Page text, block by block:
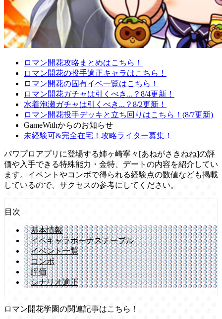
ロマン開花攻略まとめはこちら！
ロマン開花の投手適正キャラはこちら！
ロマン開花の固有イベ一覧はこちら！
ロマン開花ガチャは引くべき...？8/4更新！
水着泡瀬ガチャは引くべき...？8/2更新！
ロマン開花投手デッキと立ち回りはこちら！(8/7更新)
GameWithからのお知らせ
未経験可&完全在宅！攻略ライター募集！
パワプロアプリに登場する姉ヶ崎寧々[あねがさきねね]の評
価や入手できる特殊能力・金特、デートの内容を紹介してい
ます。イベントやコンボで得られる経験点の数値なども掲載
しているので、サクセスの参考にしてください。
目次
基本情報
イベキャラボーナステーブル
イベント一覧
コンボ
評価
シナリオ適正
ロマン開花学園の関連記事はこちら！